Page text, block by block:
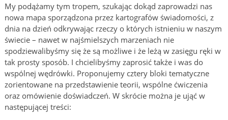
My podążamy tym tropem, szukając dokąd zaprowadzi nas
nowa mapa sporządzona przez kartografów świadomości, z
dnia na dzień odkrywając rzeczy o których istnieniu w naszym
świecie – nawet w najśmielszych marzeniach nie
spodziewalibyśmy się że są możliwe i że leżą w zasięgu ręki w
tak prosty sposób. I chcielibyśmy zaprosić także i was do
wspólnej wędrówki. Proponujemy cztery bloki tematyczne
zorientowane na przedstawienie teorii, wspólne ćwiczenia
oraz omówienie doświadczeń. W skrócie można je ująć w
następującej treści: